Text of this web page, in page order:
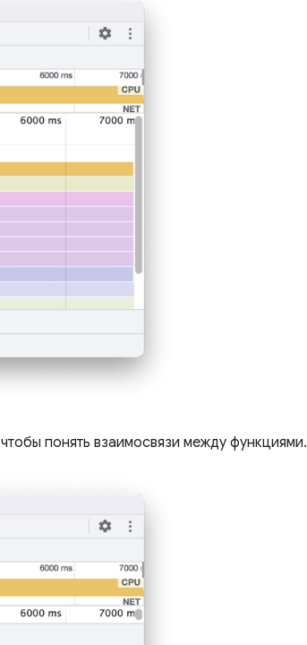
чтобы понять взаимосвязи между функциями.